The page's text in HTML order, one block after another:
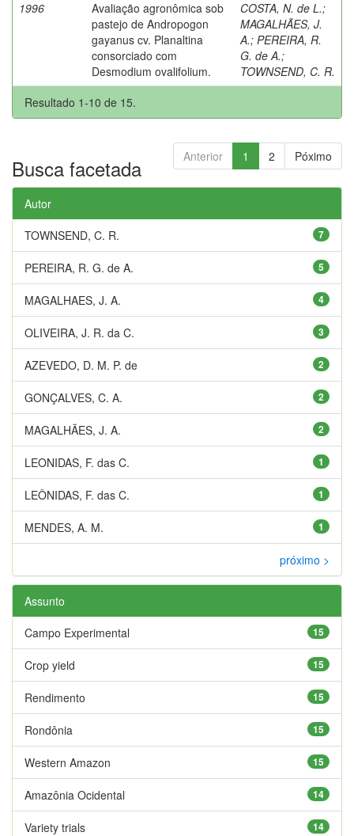
1996
Avaliação agronômica sob
pastejo de Andropogon
gayanus cv. Planaltina
consorciado com
Desmodium ovalifolium.
COSTA, N. de L.;
MAGALHÃES, J.
A.; PEREIRA, R.
G. de A.;
TOWNSEND, C. R.
Resultado 1-10 de 15.
Anterior 1 2 Póximo
Busca facetada
Autor
7
TOWNSEND, C. R.
5
PEREIRA, R. G. de A.
4
MAGALHAES, J. A.
3
OLIVEIRA, J. R. da C.
2
AZEVEDO, D. M. P. de
2
GONÇALVES, C. A.
2
MAGALHÃES, J. A.
1
LEONIDAS, F. das C.
1
LEÔNIDAS, F. das C.
1
MENDES, A. M.
próximo >
Assunto
15
Campo Experimental
15
Crop yield
15
Rendimento
15
Rondônia
15
Western Amazon
14
Amazônia Ocidental
14
Variety trials